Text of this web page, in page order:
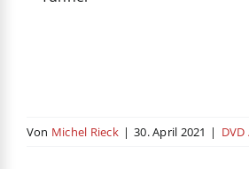
Von Michel Rieck | 30. April 2021 |